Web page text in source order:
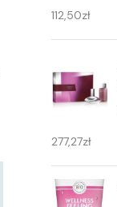
112,50zł
277,27zł